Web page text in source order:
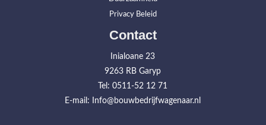
Privacy Beleid
Contact
Inialoane 23
9263 RB Garyp
Tel: 0511-52 12 71
E-mail: Info@bouwbedrijfwagenaar.nl